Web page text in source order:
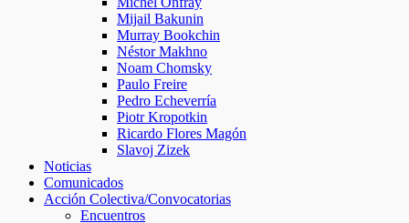
Mijail Bakunin
Murray Bookchin
Néstor Makhno
Noam Chomsky
Paulo Freire
Pedro Echeverría
Piotr Kropotkin
Ricardo Flores Magón
Slavoj Zizek
Noticias
Comunicados
Acción Colectiva/Convocatorias
Encuentros